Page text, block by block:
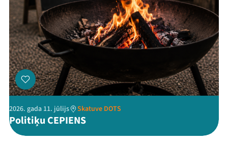
2026. gada 11. jūlijs Skatuve DOTS
Politiķu CEPIENS